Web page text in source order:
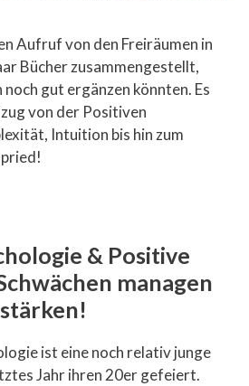
Aufruf von den Freiräumen in
Bücher zusammengestellt,
gut ergänzen könnten. Es
von der Positiven
Intuition bis hin zum
& Positive
managen
ist eine noch relativ junge
Jahr ihren 20er gefeiert.